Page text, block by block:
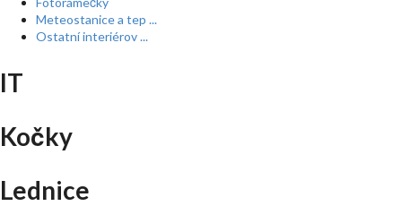
Meteostanice a tep ...
Ostatní interiérov ...
IT
Kočky
Lednice